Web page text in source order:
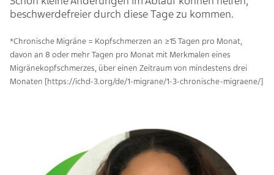
beschwerdefreier durch diese Tage zu kommen.
*Chronische Migräne = Kopfschmerzen an ≥15 Tagen pro Monat,
davon an 8 oder mehr Tagen pro Monat mit Merkmalen eines
Migränekopfschmerzes, über einen Zeitraum von mindestens drei
Monaten [https://ichd-3.org/de/1-migrane/1-3-chronische-migraene/]